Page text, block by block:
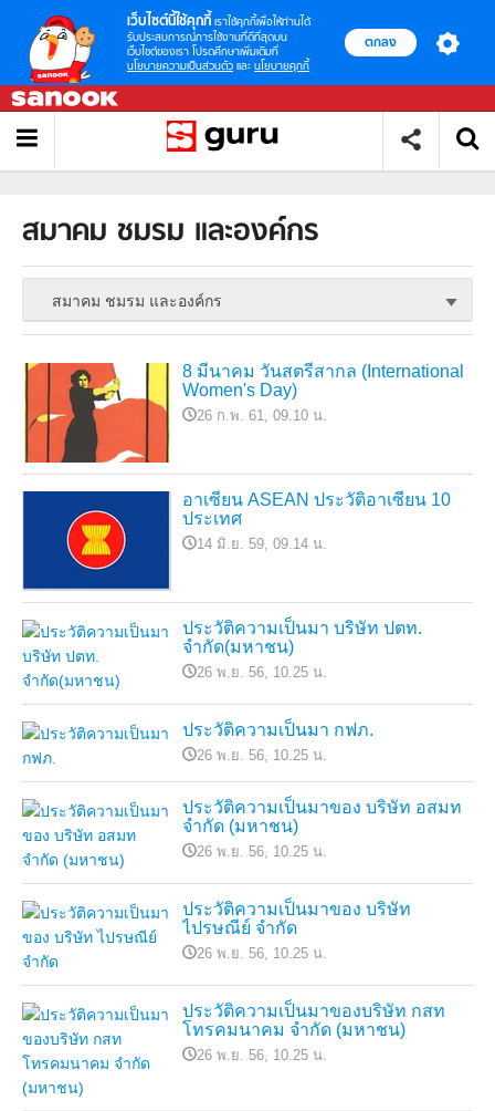
เว็บไซต์นี้ใช้คุกกี้ เราใช้คุกกี้เพื่อให้ท่านได้
รับประสบการณ์การใช้งานที่ดีที่สุดบน
เว็บไซต์ของเรา โปรดศึกษาเพิ่มเติมที่
นโยบายความเป็นส่วนตัว และ นโยบายคุกกี้
ตกลง
สมาคม ชมรม และองค์กร
สมาคม ชมรม และองค์กร
8 มีนาคม วันสตรีสากล (International
Women's Day)
26 ก.พ. 61, 09.10 น.
อาเซียน ASEAN ประวัติอาเซียน 10
ประเทศ
14 มิ.ย. 59, 09.14 น.
ประวัติความเป็นมา บริษัท ปตท.
จำกัด(มหาชน)
26 พ.ย. 56, 10.25 น.
ประวัติความเป็นมา กฟภ.
26 พ.ย. 56, 10.25 น.
ประวัติความเป็นมาของ บริษัท อสมท
จำกัด (มหาชน)
26 พ.ย. 56, 10.25 น.
ประวัติความเป็นมาของ บริษัท
ไปรษณีย์ จำกัด
26 พ.ย. 56, 10.25 น.
ประวัติความเป็นมาของบริษัท กสท
โทรคมนาคม จำกัด (มหาชน)
26 พ.ย. 56, 10.25 น.